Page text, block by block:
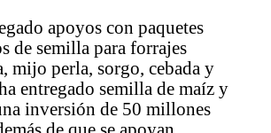
apoyos con paquetes
de semilla para forrajes
mijo perla, sorgo, cebada y
entregado semilla de maíz y
inversión de 50 millones